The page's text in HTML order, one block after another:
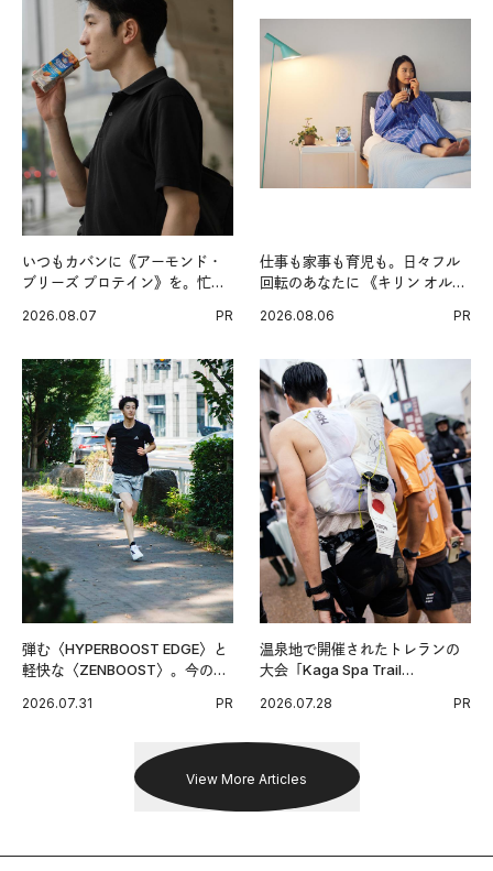
いつもカバンに《アーモンド・
ブリーズ プロテイン》を。忙し
グ習慣。
2026.08.07 PR
仕事も家事も育児も。日々フル
回転のあなたに 《キリン オルニ
2026.08.06 PR
弾む〈HYPERBOOST EDGE〉と
軽快な〈ZENBOOST〉。今の時
出した新機軸。
2026.07.31 PR
温泉地で開催されたトレランの
大会「Kaga Spa Trail
戦を夢見るランナーたちの奮闘
2026.07.28 PR
View More Articles